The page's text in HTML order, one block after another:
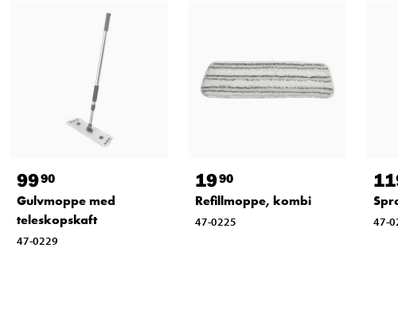
9990
Gulvmoppe med
teleskopskaft
47-0229
1990
Refillmoppe, kombi
47-0225 47-